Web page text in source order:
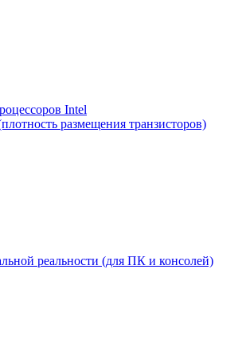
Intel
размещения транзисторов)
реальности (для ПК и консолей)